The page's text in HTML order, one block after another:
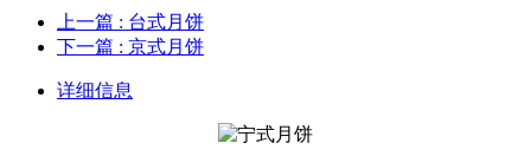
上一篇 : 台式月饼
下一篇 : 京式月饼
详细信息